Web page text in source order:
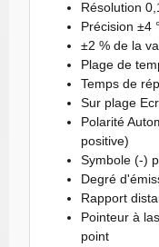
Résolution
Précision ±4
±2 % de la
Plage de
Temps de
Sur plage
Polarité
positive)
Symbole (-)
Degré
Rapport
Pointeur à
point